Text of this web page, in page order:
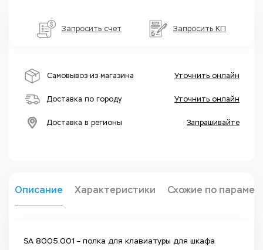
Запросить счет Запросить КП
Самовывоз из магазина Уточнить онлайн
Доставка по городу Уточнить онлайн
Доставка в регионы Запрашивайте
Описание Характеристики Схожие по
SA 8005.001 – полка для клавиатуры для шкафа